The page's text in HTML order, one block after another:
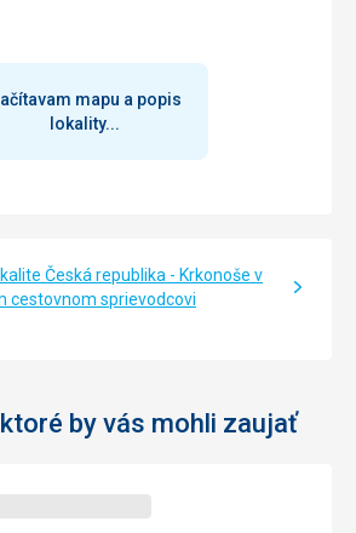
mapu a popis
lokality...
Česká republika - Krkonoše v
cestovnom sprievodcovi
by vás mohli zaujať